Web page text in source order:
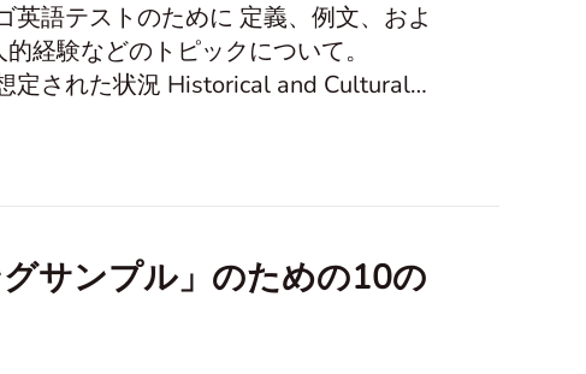
語テストのために 定義、例文、およ
経験などのトピックについて。
サンプル」のための10の